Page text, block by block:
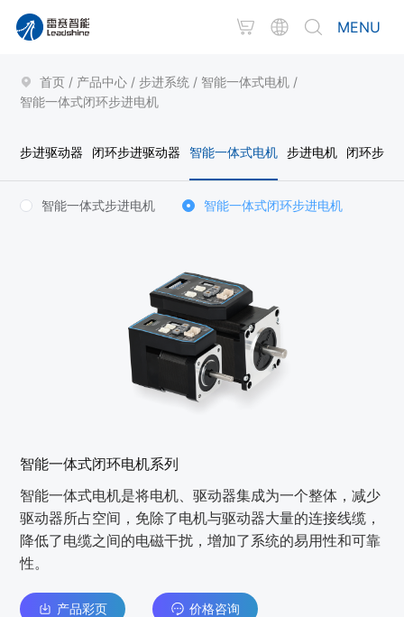
MENU
首页 / 产品中心 / 步进系统 / 智能一体式电机 /
智能一体式闭环步进电机
步进驱动器 闭环步进驱动器 智能一体式电机 步进电机 闭环步进
智能一体式步进电机 智能一体式闭环步进电机
智能一体式闭环电机系列
智能一体式电机是将电机、驱动器集成为一个整体，减少
驱动器所占空间，免除了电机与驱动器大量的连接线缆，
降低了电缆之间的电磁干扰，增加了系统的易用性和可靠
性。
产品彩页 价格咨询